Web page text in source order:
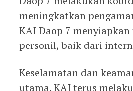
meningkatkan
KAI Daop 7
personil, baik dari
Keselamatan dan
utama. KAI terus